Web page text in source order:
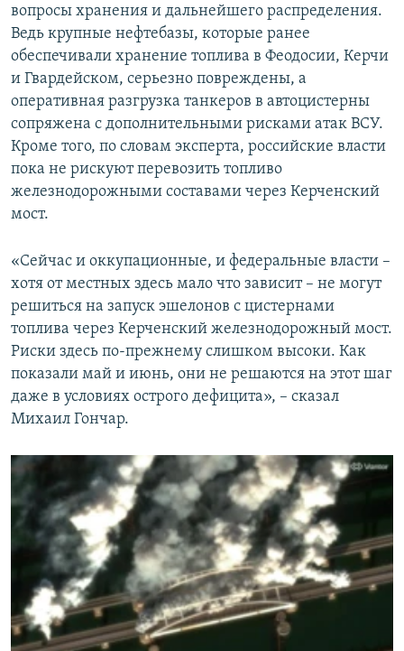
вопросы хранения и дальнейшего распределения.
Ведь крупные нефтебазы, которые ранее
обеспечивали хранение топлива в Феодосии, Керчи
и Гвардейском, серьезно повреждены, а
оперативная разгрузка танкеров в автоцистерны
сопряжена с дополнительными рисками атак ВСУ.
Кроме того, по словам эксперта, российские власти
пока не рискуют перевозить топливо
железнодорожными составами через Керченский
мост.
«Сейчас и оккупационные, и федеральные власти –
хотя от местных здесь мало что зависит – не могут
решиться на запуск эшелонов с цистернами
топлива через Керченский железнодорожный мост.
Риски здесь по-прежнему слишком высоки. Как
показали май и июнь, они не решаются на этот шаг
даже в условиях острого дефицита», – сказал
Михаил Гончар.